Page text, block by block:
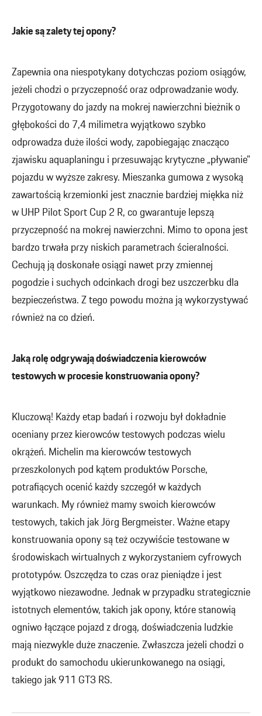
Jakie są zalety tej opony?
Zapewnia ona niespotykany dotychczas poziom osiągów,
jeżeli chodzi o przyczepność oraz odprowadzanie wody.
Przygotowany do jazdy na mokrej nawierzchni bieżnik o
głębokości do 7,4 milimetra wyjątkowo szybko
odprowadza duże ilości wody, zapobiegając znacząco
zjawisku aquaplaningu i przesuwając krytyczne „pływanie”
pojazdu w wyższe zakresy. Mieszanka gumowa z wysoką
zawartością krzemionki jest znacznie bardziej miękka niż
w UHP Pilot Sport Cup 2 R, co gwarantuje lepszą
przyczepność na mokrej nawierzchni. Mimo to opona jest
bardzo trwała przy niskich parametrach ścieralności.
Cechują ją doskonałe osiągi nawet przy zmiennej
pogodzie i suchych odcinkach drogi bez uszczerbku dla
bezpieczeństwa. Z tego powodu można ją wykorzystywać
również na co dzień.
Jaką rolę odgrywają doświadczenia kierowców
testowych w procesie konstruowania opony?
Kluczową! Każdy etap badań i rozwoju był dokładnie
oceniany przez kierowców testowych podczas wielu
okrążeń. Michelin ma kierowców testowych
przeszkolonych pod kątem produktów Porsche,
potrafiących ocenić każdy szczegół w każdych
warunkach. My również mamy swoich kierowców
testowych, takich jak Jörg Bergmeister. Ważne etapy
konstruowania opony są też oczywiście testowane w
środowiskach wirtualnych z wykorzystaniem cyfrowych
prototypów. Oszczędza to czas oraz pieniądze i jest
wyjątkowo niezawodne. Jednak w przypadku strategicznie
istotnych elementów, takich jak opony, które stanowią
ogniwo łączące pojazd z drogą, doświadczenia ludzkie
mają niezwykle duże znaczenie. Zwłaszcza jeżeli chodzi o
produkt do samochodu ukierunkowanego na osiągi,
takiego jak 911 GT3 RS.